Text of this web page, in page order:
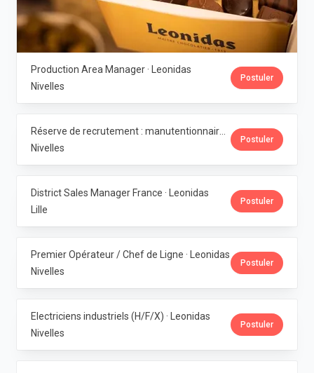
Production Area Manager · Leonidas
Nivelles
Postuler
Nivelles
Postuler
District Sales Manager France · Leonidas
Lille
Postuler
Premier Opérateur / Chef de Ligne · Leonidas
Nivelles
Postuler
Electriciens industriels (H/F/X) · Leonidas
Nivelles
Postuler